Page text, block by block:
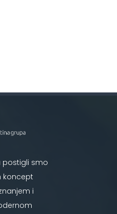
postigli smo
koncept
i